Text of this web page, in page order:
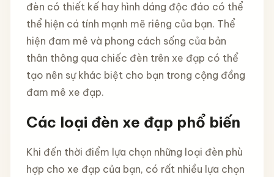
đèn có thiết kế hay hình dáng độc đáo có thể
thể hiện cá tính mạnh mẽ riêng của bạn. Thể
hiện đam mê và phong cách sống của bản
thân thông qua chiếc đèn trên xe đạp có thể
tạo nên sự khác biệt cho bạn trong cộng đồng
đam mê xe đạp.
Các loại đèn xe đạp phổ biến
Khi đến thời điểm lựa chọn những loại đèn phù
hợp cho xe đạp của bạn, có rất nhiều lựa chọn